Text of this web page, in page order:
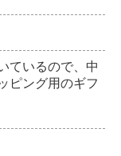
ているので、中
ピング用のギフ